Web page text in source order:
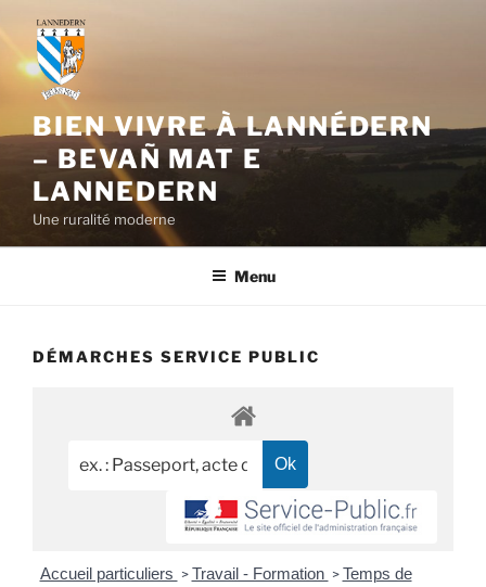
contenu
principal
BIEN VIVRE À LANNÉDERN
– BEVAÑ MAT E
LANNEDERN
Une ruralité moderne
Menu
DÉMARCHES SERVICE PUBLIC
Accueil particuliers > Travail - Formation > Temps de